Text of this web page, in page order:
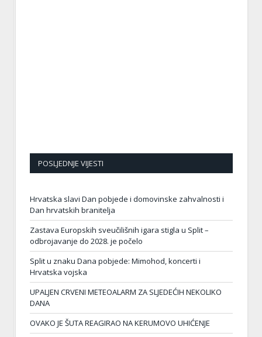
POSLJEDNJE VIJESTI
Hrvatska slavi Dan pobjede i domovinske zahvalnosti i
Dan hrvatskih branitelja
Zastava Europskih sveučilišnih igara stigla u Split –
odbrojavanje do 2028. je počelo
Split u znaku Dana pobjede: Mimohod, koncerti i
Hrvatska vojska
UPALJEN CRVENI METEOALARM ZA SLJEDEĆIH NEKOLIKO
DANA
OVAKO JE ŠUTA REAGIRAO NA KERUMOVO UHIĆENJE